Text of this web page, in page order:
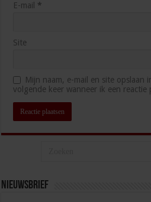
E-mail *
Site
Mijn naam, e-mail en site opslaan
volgende keer wanneer ik een reactie
Nieuwsbrief